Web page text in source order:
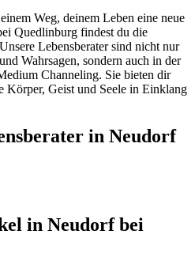
Weg, deinem Leben eine neue
Quedlinburg findest du die
Lebensberater sind nicht nur
Wahrsagen, sondern auch in der
Channeling. Sie bieten dir
Körper, Geist und Seele in Einklang
in Neudorf
in Neudorf bei